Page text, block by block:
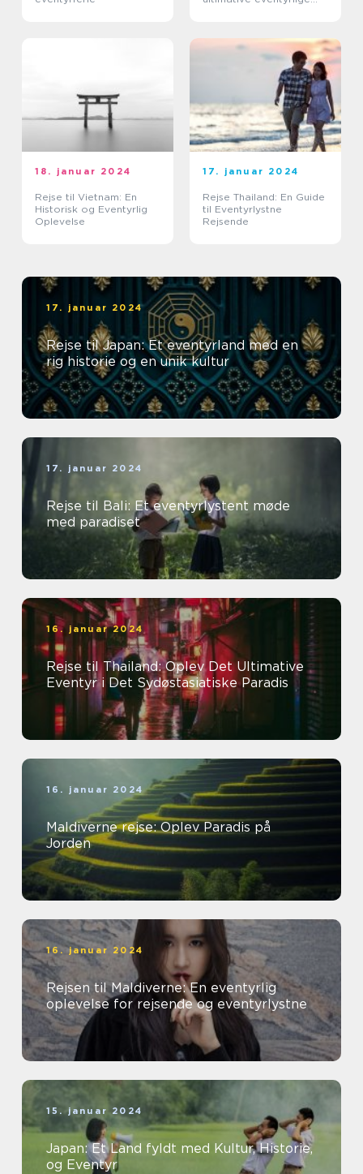
18. januar 2024
Rejse til Vietnam: En
Historisk og Eventyrlig
Oplevelse
17. januar 2024
Rejse Thailand: En Guide
til Eventyrlystne
Rejsende
17. januar 2024
Rejse til Japan: Et eventyrland med en
rig historie og en unik kultur
17. januar 2024
Rejse til Bali: Et eventyrlystent møde
med paradiset
16. januar 2024
Rejse til Thailand: Oplev Det Ultimative
Eventyr i Det Sydøstasiatiske Paradis
16. januar 2024
Maldiverne rejse: Oplev Paradis på
Jorden
16. januar 2024
Rejsen til Maldiverne: En eventyrlig
oplevelse for rejsende og eventyrlystne
15. januar 2024
Japan: Et Land fyldt med Kultur, Historie,
og Eventyr